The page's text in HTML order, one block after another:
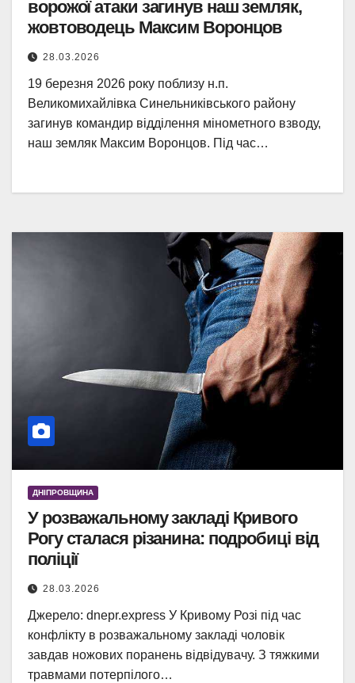
ворожої атаки загинув наш земляк,
жовтоводець Максим Воронцов
28.03.2026
19 березня 2026 року поблизу н.п.
Великомихайлівка Синельниківського району
загинув командир відділення мінометного взводу,
наш земляк Максим Воронцов. Під час…
ДНІПРОВЩИНА
У розважальному закладі Кривого
Рогу сталася різанина: подробиці від
поліції
28.03.2026
Джерело: dnepr.express У Кривому Розі під час
конфлікту в розважальному закладі чоловік
завдав ножових поранень відвідувачу. З тяжкими
травмами потерпілого…